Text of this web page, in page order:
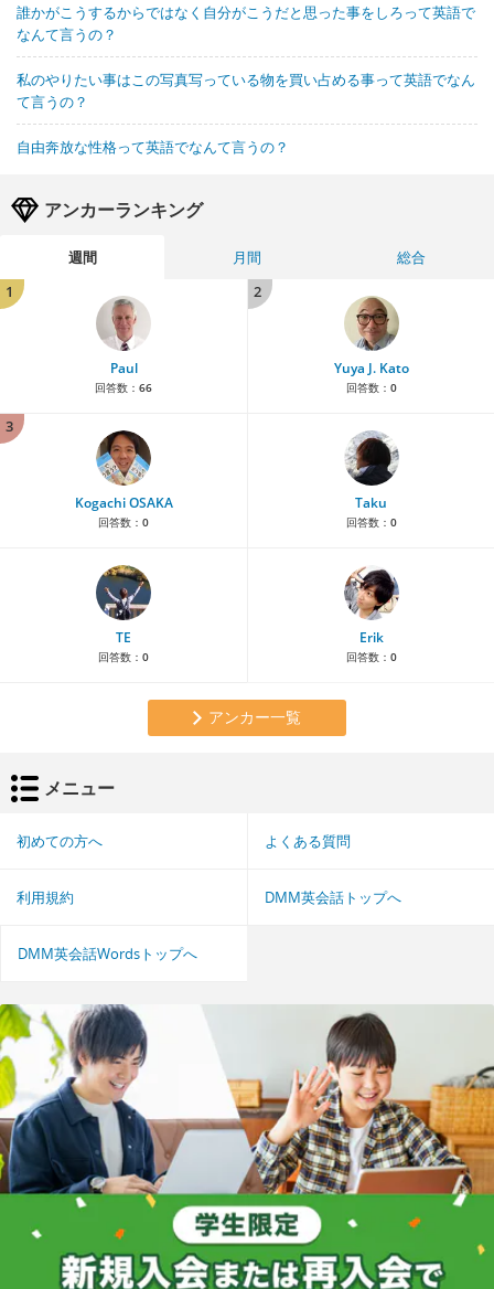
誰かがこうするからではなく自分がこうだと思った事をしろって英語で
なんて言うの？
私のやりたい事はこの写真写っている物を買い占める事って英語でなん
て言うの？
自由奔放な性格って英語でなんて言うの？
アンカーランキング
週間 月間
総合
1
Paul
回答数： 66
2
Yuya J. Kato
回答数： 0
3
Kogachi OSAKA
回答数： 0
Taku
回答数： 0
TE
回答数： 0
Erik
回答数： 0
アンカー一覧
メニュー
初めての方へ よくある質問
利用規約 DMM英会話トップへ
DMM英会話Wordsトップへ